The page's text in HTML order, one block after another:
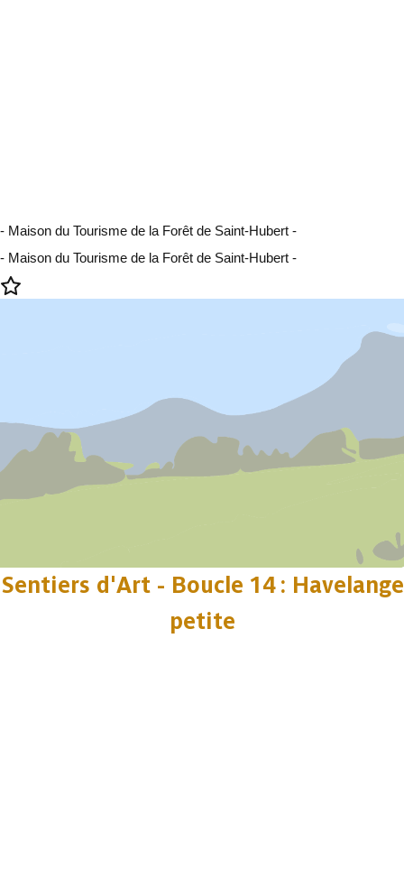
- Maison du Tourisme de la Forêt de Saint-Hubert -
- Maison du Tourisme de la Forêt de Saint-Hubert -
Sentiers d'Art - Boucle 14 : Havelange
petite